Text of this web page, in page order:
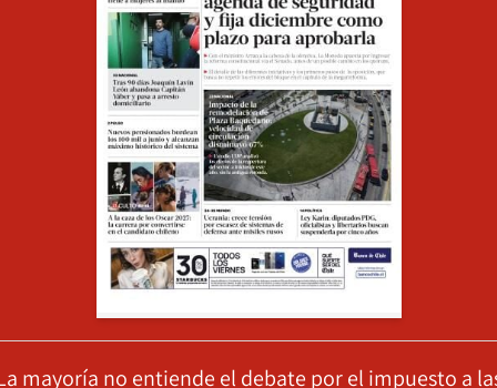
mayoría no entiende el debate por el impuesto a